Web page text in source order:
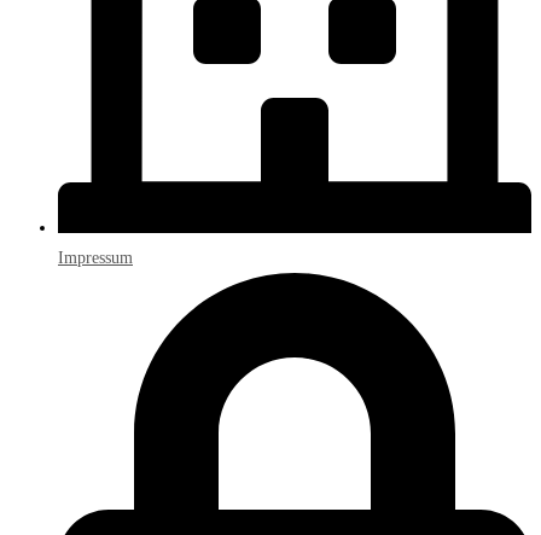
Impressum